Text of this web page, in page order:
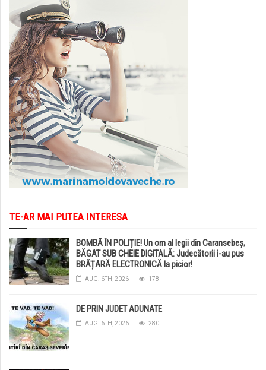
TE-AR MAI PUTEA INTERESA
BOMBĂ ÎN POLIȚIE! Un om al legii din Caransebeș,
BĂGAT SUB CHEIE DIGITALĂ: Judecătorii i-au pus
BRĂȚARĂ ELECTRONICĂ la picior!
AUG. 6TH, 2026 178
DE PRIN JUDET ADUNATE
AUG. 6TH, 2026 280